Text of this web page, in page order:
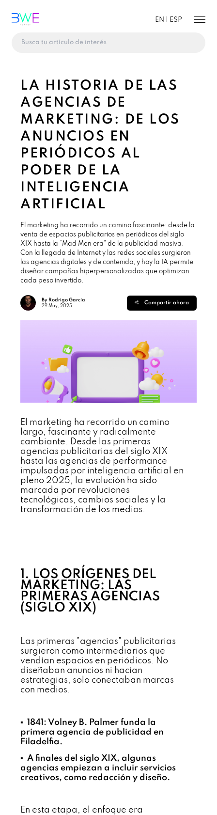
EN | ESP
LA HISTORIA DE LAS
AGENCIAS DE
MARKETING: DE LOS
ANUNCIOS EN
PERIÓDICOS AL
PODER DE LA
INTELIGENCIA
ARTIFICIAL
El marketing ha recorrido un camino fascinante: desde la
venta de espacios publicitarios en periódicos del siglo
XIX hasta la “Mad Men era” de la publicidad masiva.
Con la llegada de Internet y las redes sociales surgieron
las agencias digitales y de contenido, y hoy la IA permite
diseñar campañas hiperpersonalizadas que optimizan
cada peso invertido.
By Rodrigo García
29 May, 2025
Compartir ahora
El marketing ha recorrido un camino
largo, fascinante y radicalmente
cambiante. Desde las primeras
agencias publicitarias del siglo XIX
hasta las agencias de performance
impulsadas por inteligencia artificial en
pleno 2025, la evolución ha sido
marcada por revoluciones
tecnológicas, cambios sociales y la
transformación de los medios.
1. LOS ORÍGENES DEL
MARKETING: LAS
PRIMERAS AGENCIAS
(SIGLO XIX)
Las primeras "agencias" publicitarias
surgieron como intermediarios que
vendían espacios en periódicos. No
diseñaban anuncios ni hacían
estrategias, solo conectaban marcas
con medios.
▪️ 1841: Volney B. Palmer funda la
primera agencia de publicidad en
Filadelfia.
▪️ A finales del siglo XIX, algunas
agencias empiezan a incluir servicios
creativos, como redacción y diseño.
En esta etapa, el enfoque era